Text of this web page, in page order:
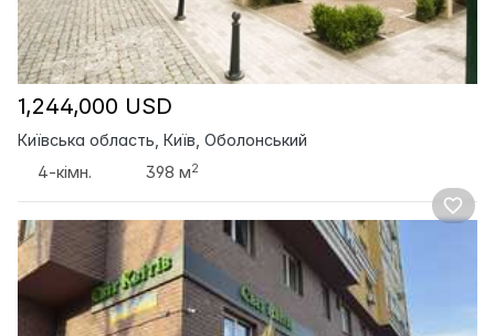
1,244,000 USD
Київська область, Київ, Оболонський
4-кімн.
398 м2